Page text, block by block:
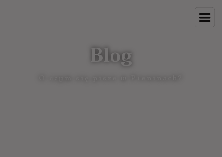
Blog